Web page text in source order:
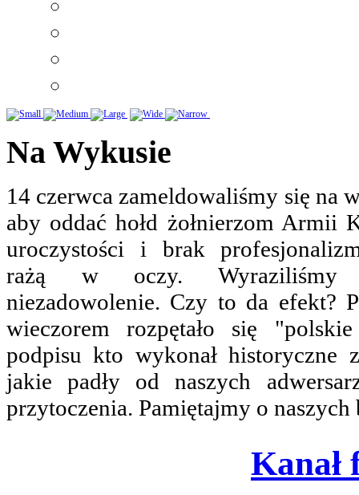
Na Wykusie
14 czerwca zameldowaliśmy się na
aby oddać hołd żołnierzom Armii
uroczystości i brak
rażą w oczy. Wyraziliśmy
niezadowolenie. Czy to da efekt?
wieczorem rozpętało się
podpisu kto wykonał historyczne
jakie padły od naszych
przytoczenia. Pamiętajmy o